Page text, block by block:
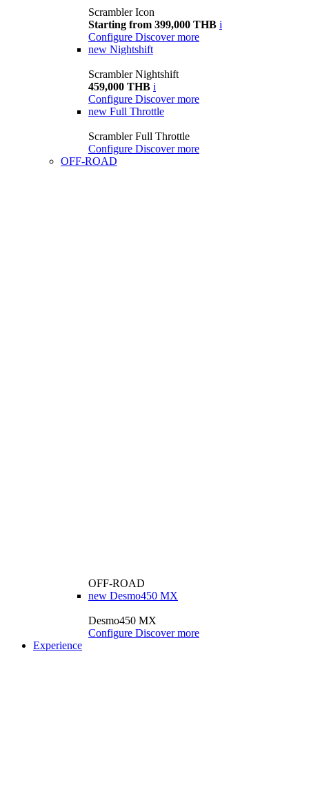
Scrambler Icon
Starting from 399,000 THB i
Configure Discover more
new Nightshift
Scrambler Nightshift
459,000 THB i
Configure Discover more
new Full Throttle
Scrambler Full Throttle
Configure Discover more
OFF-ROAD
OFF-ROAD
new Desmo450 MX
Desmo450 MX
Configure Discover more
Experience